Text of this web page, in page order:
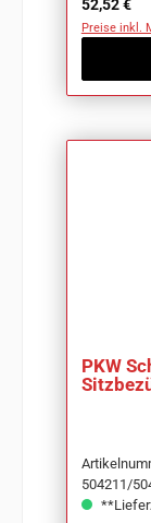
Regulärer
52,52 €
Preise inkl.
PKW
504211/